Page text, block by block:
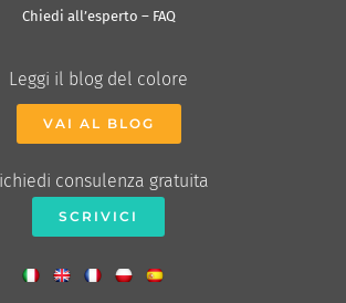
Chiedi all’esperto – FAQ
Leggi il blog del colore
VAI AL BLOG
consulenza gratuita
SCRIVICI